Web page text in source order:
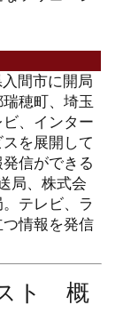
間市に開局
穂町、埼玉
、インター
を展開して
信ができる
局、株式会
テレビ、ラ
情報を発信
ト 概